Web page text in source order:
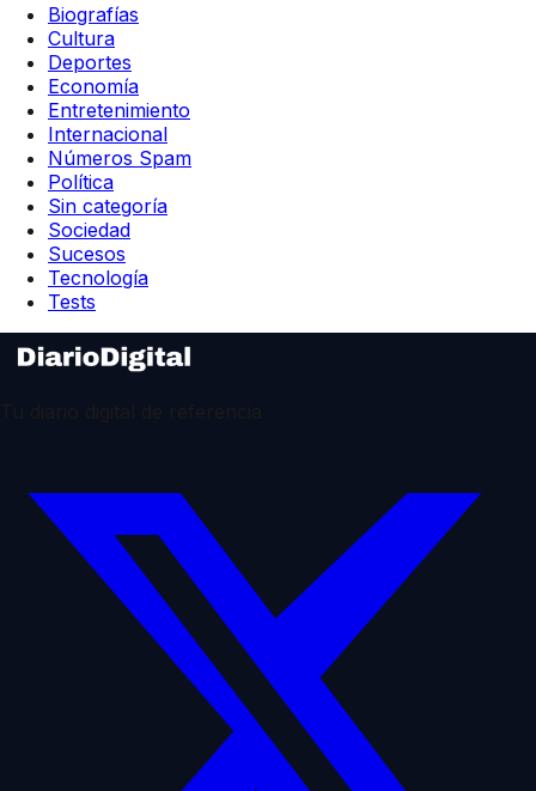
Biografías
Cultura
Deportes
Economía
Entretenimiento
Internacional
Números Spam
Política
Sin categoría
Sociedad
Sucesos
Tecnología
Tests